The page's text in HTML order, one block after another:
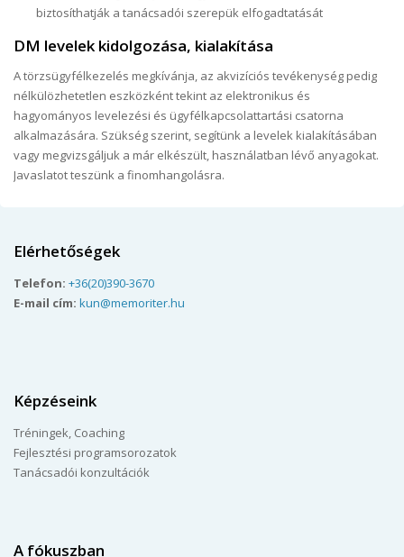
biztosíthatják a tanácsadói szerepük elfogadtatását
DM levelek kidolgozása, kialakítása
A törzsügyfélkezelés megkívánja, az akvizíciós tevékenység pedig
nélkülözhetetlen eszközként tekint az elektronikus és
hagyományos levelezési és ügyfélkapcsolattartási csatorna
alkalmazására. Szükség szerint, segítünk a levelek kialakításában
vagy megvizsgáljuk a már elkészült, használatban lévő anyagokat.
Javaslatot teszünk a finomhangolásra.
Elérhetőségek
Telefon: +36(20)390-3670
E-mail cím: kun@memoriter.hu
Képzéseink
Tréningek, Coaching
Fejlesztési programsorozatok
Tanácsadói konzultációk
A fókuszban